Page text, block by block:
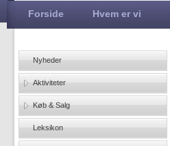
Forside Hvem er vi
Nyheder
Aktiviteter
Køb & Salg
Leksikon